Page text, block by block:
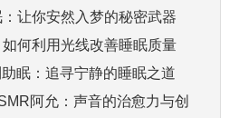
让你安然入梦的秘密武器
何利用光线改善睡眠质量
眠：追寻宁静的睡眠之道
阿允：声音的治愈力与创